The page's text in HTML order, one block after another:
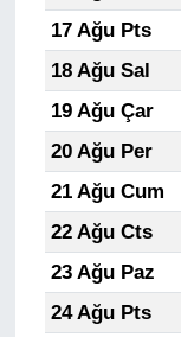
17 Ağu Pts
18 Ağu Sal
19 Ağu Çar
20 Ağu Per
21 Ağu Cum
22 Ağu Cts
23 Ağu Paz
24 Ağu Pts